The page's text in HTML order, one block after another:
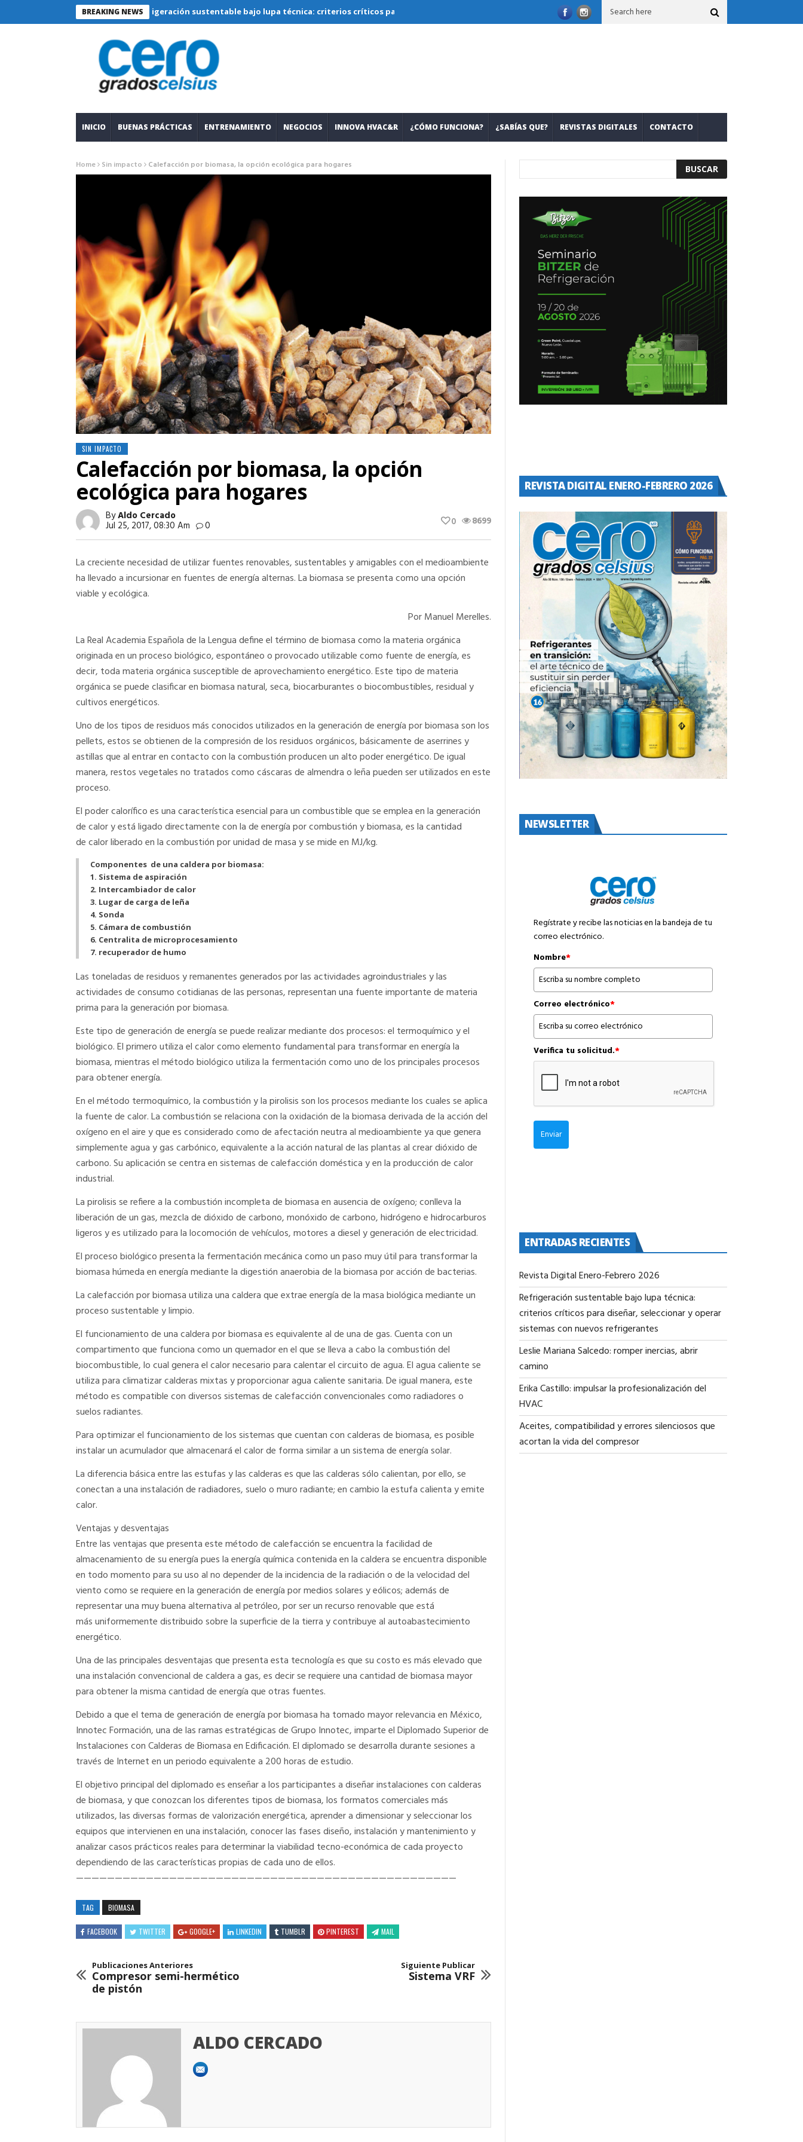
BREAKING NEWS
Refrigeración sustentable bajo lupa técnica: criterios críticos para diseñar, seleccionar y operar sistemas con nuevos refrigerantes Leslie Mariana Salcedo: romper
INICIO BUENAS PRÁCTICAS ENTRENAMIENTO NEGOCIOS INNOVA HVAC&R ¿CÓMO FUNCIONA? ¿SABÍAS QUE? REVISTAS DIGITALES CONTACTO
Home Sin impacto Calefacción por biomasa, la opción ecológica para hogares
SIN IMPACTO
Calefacción por biomasa, la opción
ecológica para hogares
ByAldo Cercado
Jul 25, 2017, 08:30 Am 0 8699
0
La creciente necesidad de utilizar fuentes renovables, sustentables y amigables con el medioambiente
ha llevado a incursionar en fuentes de energía alternas. La biomasa se presenta como una opción
viable y ecológica.
Por Manuel Merelles.
La Real Academia Española de la Lengua define el término de biomasa como la materia orgánica
originada en un proceso biológico, espontáneo o provocado utilizable como fuente de energía, es
decir, toda materia orgánica susceptible de aprovechamiento energético. Este tipo de materia
orgánica se puede clasificar en biomasa natural, seca, biocarburantes o biocombustibles, residual y
cultivos energéticos.
Uno de los tipos de residuos más conocidos utilizados en la generación de energía por biomasa son los
pellets, estos se obtienen de la compresión de los residuos orgánicos, básicamente de aserrines y
astillas que al entrar en contacto con la combustión producen un alto poder energético. De igual
manera, restos vegetales no tratados como cáscaras de almendra o leña pueden ser utilizados en este
proceso.
El poder calorífico es una característica esencial para un combustible que se emplea en la generación
de calor y está ligado directamente con la de energía por combustión y biomasa, es la cantidad
de calor liberado en la combustión por unidad de masa y se mide en MJ/kg.
Componentes de una caldera por biomasa:
1. Sistema de aspiración
2. Intercambiador de calor
3. Lugar de carga de leña
4. Sonda
5. Cámara de combustión
6. Centralita de microprocesamiento
7. recuperador de humo
Las toneladas de residuos y remanentes generados por las actividades agroindustriales y las
actividades de consumo cotidianas de las personas, representan una fuente importante de materia
prima para la generación por biomasa.
Este tipo de generación de energía se puede realizar mediante dos procesos: el termoquímico y el
biológico. El primero utiliza el calor como elemento fundamental para transformar en energía la
biomasa, mientras el método biológico utiliza la fermentación como uno de los principales procesos
para obtener energía.
En el método termoquímico, la combustión y la pirolisis son los procesos mediante los cuales se aplica
la fuente de calor. La combustión se relaciona con la oxidación de la biomasa derivada de la acción del
oxígeno en el aire y que es considerado como de afectación neutra al medioambiente ya que genera
simplemente agua y gas carbónico, equivalente a la acción natural de las plantas al crear dióxido de
carbono. Su aplicación se centra en sistemas de calefacción doméstica y en la producción de calor
industrial.
La pirolisis se refiere a la combustión incompleta de biomasa en ausencia de oxígeno; conlleva la
liberación de un gas, mezcla de dióxido de carbono, monóxido de carbono, hidrógeno e hidrocarburos
ligeros y es utilizado para la locomoción de vehículos, motores a diesel y generación de electricidad.
El proceso biológico presenta la fermentación mecánica como un paso muy útil para transformar la
biomasa húmeda en energía mediante la digestión anaerobia de la biomasa por acción de bacterias.
La calefacción por biomasa utiliza una caldera que extrae energía de la masa biológica mediante un
proceso sustentable y limpio.
El funcionamiento de una caldera por biomasa es equivalente al de una de gas. Cuenta con un
compartimento que funciona como un quemador en el que se lleva a cabo la combustión del
biocombustible, lo cual genera el calor necesario para calentar el circuito de agua. El agua caliente se
utiliza para climatizar calderas mixtas y proporcionar agua caliente sanitaria. De igual manera, este
método es compatible con diversos sistemas de calefacción convencionales como radiadores o
suelos radiantes.
Para optimizar el funcionamiento de los sistemas que cuentan con calderas de biomasa, es posible
instalar un acumulador que almacenará el calor de forma similar a un sistema de energía solar.
La diferencia básica entre las estufas y las calderas es que las calderas sólo calientan, por ello, se
conectan a una instalación de radiadores, suelo o muro radiante; en cambio la estufa calienta y emite
calor.
Ventajas y desventajas
Entre las ventajas que presenta este método de calefacción se encuentra la facilidad de
almacenamiento de su energía pues la energía química contenida en la caldera se encuentra disponible
en todo momento para su uso al no depender de la incidencia de la radiación o de la velocidad del
viento como se requiere en la generación de energía por medios solares y eólicos; además de
representar una muy buena alternativa al petróleo, por ser un recurso renovable que está
más uniformemente distribuido sobre la superficie de la tierra y contribuye al autoabastecimiento
energético.
Una de las principales desventajas que presenta esta tecnología es que su costo es más elevado que
una instalación convencional de caldera a gas, es decir se requiere una cantidad de biomasa mayor
para obtener la misma cantidad de energía que otras fuentes.
Debido a que el tema de generación de energía por biomasa ha tomado mayor relevancia en México,
Innotec Formación, una de las ramas estratégicas de Grupo Innotec, imparte el Diplomado Superior de
Instalaciones con Calderas de Biomasa en Edificación. El diplomado se desarrolla durante sesiones a
través de Internet en un periodo equivalente a 200 horas de estudio.
El objetivo principal del diplomado es enseñar a los participantes a diseñar instalaciones con calderas
de biomasa, y que conozcan los diferentes tipos de biomasa, los formatos comerciales más
utilizados, las diversas formas de valorización energética, aprender a dimensionar y seleccionar los
equipos que intervienen en una instalación, conocer las fases diseño, instalación y mantenimiento y
analizar casos prácticos reales para determinar la viabilidad tecno-económica de cada proyecto
dependiendo de las características propias de cada uno de ellos.
—————————————————————————————————————————————————
TAG BIOMASA
FACEBOOK TWITTER GOOGLE+ LINKEDIN TUMBLR PINTEREST MAIL
Publicaciones Anteriores
Compresor semi-hermético
de pistón
Siguiente Publicar
Sistema VRF
ALDO CERCADO
REVISTA DIGITAL ENERO-FEBRERO 2026
NEWSLETTER
Regístrate y recibe las noticias en la bandeja de tu
correo electrónico.
Nombre*
Correo electrónico*
Verifica tu solicitud.*
Enviar
ENTRADAS RECIENTES
Revista Digital Enero-Febrero 2026
Refrigeración sustentable bajo lupa técnica:
criterios críticos para diseñar, seleccionar y operar
sistemas con nuevos refrigerantes
Leslie Mariana Salcedo: romper inercias, abrir
camino
Erika Castillo: impulsar la profesionalización del
HVAC
Aceites, compatibilidad y errores silenciosos que
acortan la vida del compresor